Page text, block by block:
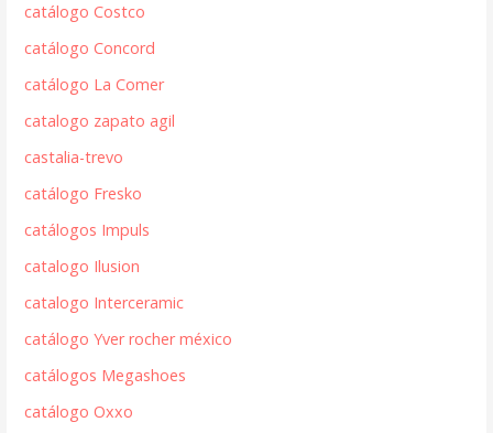
catálogo Costco
catálogo Concord
catálogo La Comer
catalogo zapato agil
castalia-trevo
catálogo Fresko
catálogos Impuls
catalogo Ilusion
catalogo Interceramic
catálogo Yver rocher méxico
catálogos Megashoes
catálogo Oxxo